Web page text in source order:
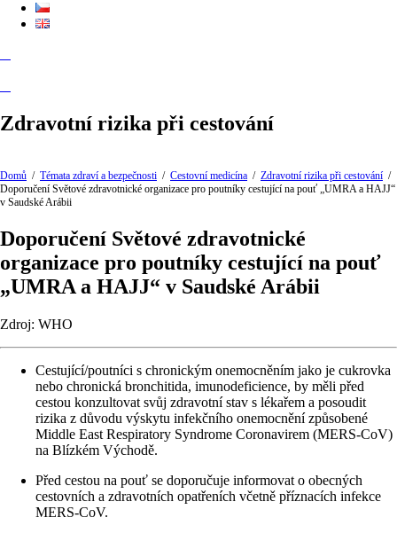
Zdravotní rizika při cestování
Domů / Témata zdraví a bezpečnosti / Cestovní medicína / Zdravotní rizika při cestování /
Doporučení Světové zdravotnické organizace pro poutníky cestující na pouť „UMRA a HAJJ“
v Saudské Arábii
Doporučení Světové zdravotnické
organizace pro poutníky cestující na pouť
„UMRA a HAJJ“ v Saudské Arábii
Zdroj: WHO
Cestující/poutníci s chronickým onemocněním jako je cukrovka
nebo chronická bronchitida, imunodeficience, by měli před
cestou konzultovat svůj zdravotní stav s lékařem a posoudit
rizika z důvodu výskytu infekčního onemocnění způsobené
Middle East Respiratory Syndrome Coronavirem (MERS-CoV)
na Blízkém Východě.
Před cestou na pouť se doporučuje informovat o obecných
cestovních a zdravotních opatřeních včetně příznacích infekce
MERS-CoV.